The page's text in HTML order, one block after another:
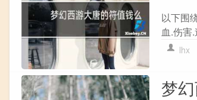
以下围
血.伤害
lhx
梦